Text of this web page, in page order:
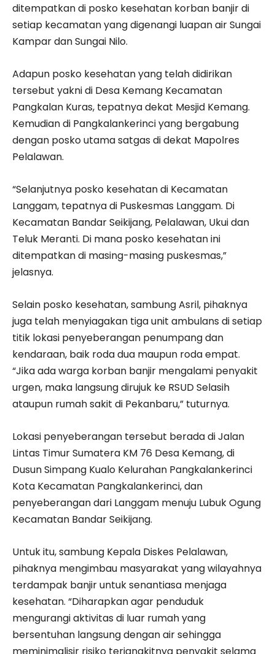
ditempatkan di posko kesehatan korban banjir di
setiap kecamatan yang digenangi luapan air Sungai
Kampar dan Sungai Nilo.
Adapun posko kesehatan yang telah didirikan
tersebut yakni di Desa Kemang Kecamatan
Pangkalan Kuras, tepatnya dekat Mesjid Kemang.
Kemudian di Pangkalankerinci yang bergabung
dengan posko utama satgas di dekat Mapolres
Pelalawan.
“Selanjutnya posko kesehatan di Kecamatan
Langgam, tepatnya di Puskesmas Langgam. Di
Kecamatan Bandar Seikijang, Pelalawan, Ukui dan
Teluk Meranti. Di mana posko kesehatan ini
ditempatkan di masing-masing puskesmas,”
jelasnya.
Selain posko kesehatan, sambung Asril, pihaknya
juga telah menyiagakan tiga unit ambulans di setiap
titik lokasi penyeberangan penumpang dan
kendaraan, baik roda dua maupun roda empat.
“Jika ada warga korban banjir mengalami penyakit
urgen, maka langsung dirujuk ke RSUD Selasih
ataupun rumah sakit di Pekanbaru,” tuturnya.
Lokasi penyeberangan tersebut berada di Jalan
Lintas Timur Sumatera KM 76 Desa Kemang, di
Dusun Simpang Kualo Kelurahan Pangkalankerinci
Kota Kecamatan Pangkalankerinci, dan
penyeberangan dari Langgam menuju Lubuk Ogung
Kecamatan Bandar Seikijang.
Untuk itu, sambung Kepala Diskes Pelalawan,
pihaknya mengimbau masyarakat yang wilayahnya
terdampak banjir untuk senantiasa menjaga
kesehatan. “Diharapkan agar penduduk
mengurangi aktivitas di luar rumah yang
bersentuhan langsung dengan air sehingga